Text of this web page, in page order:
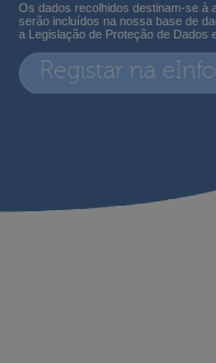
Os dados recolhidos destinam-se à
serão incluídos na nossa base de
a Legislação de Proteção de Dados
Registar na